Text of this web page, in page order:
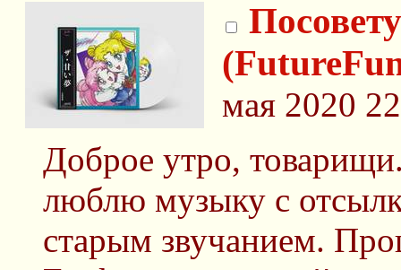
мая 2020
Доброе утро,
люблю музыку с
старым звучанием.